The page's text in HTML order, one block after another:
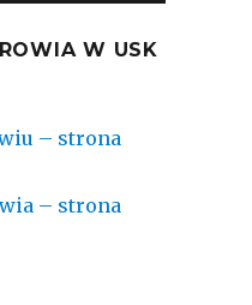
W USK
– strona
– strona